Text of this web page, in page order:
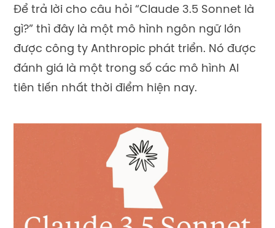
Để trả lời cho câu hỏi “Claude 3.5 Sonnet là
gì?” thì đây là một mô hình ngôn ngữ lớn
được công ty Anthropic phát triển. Nó được
đánh giá là một trong số các mô hình AI
tiên tiến nhất thời điểm hiện nay.